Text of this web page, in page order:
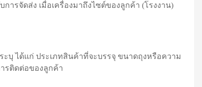
ารจัดส่ง เมื่อเครื่องมาถึงไซต์ของลูกค้า (โรงงาน)
บุ ได้แก่ ประเภทสินค้าที่จะบรรจุ ขนาดถุงหรือความ
รติดต่อของลูกค้า